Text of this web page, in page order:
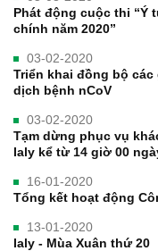
Phát động cuộc thi “Ý
chính năm 2020”
03-02-2020
Triển khai đồng bộ
dịch bệnh nCoV
03-02-2020
Tạm dừng phục vụ
Ialy kể từ 14 giờ 00
16-01-2020
Tổng kết hoạt động
13-01-2020
Ialy - Mùa Xuân thứ 20